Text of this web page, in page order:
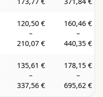
120,50 €
–
210,07 €
160,46 €
–
440,35 €
135,61 €
–
337,56 €
178,15 €
–
695,62 €